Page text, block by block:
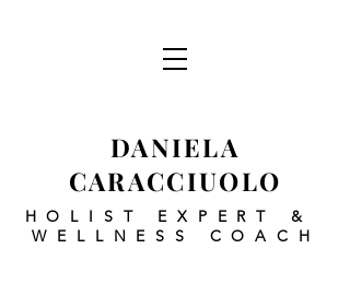
DANIELA
CARACCIUOLO
HOLIST EXPERT &
WELLNESS COACH